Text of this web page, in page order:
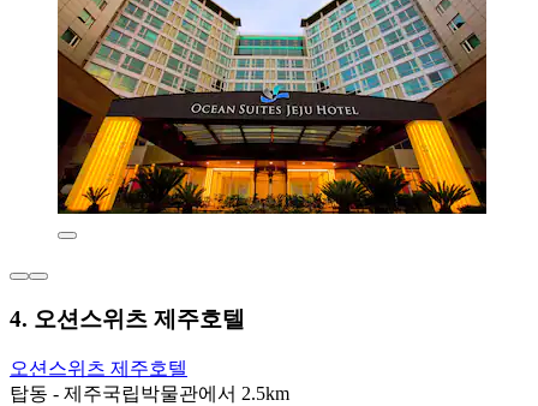
4. 오션스위츠 제주호텔
오션스위츠 제주호텔
탑동 - 제주국립박물관에서 2.5km